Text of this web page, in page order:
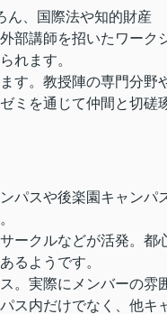
ん、国際法や知的財産
部講師を招いたワーク
れます。
す。教授陣の専門分野
ミを通じて仲間と切磋
パスや後楽園キャンパ
ークルなどが活発。都
るようです。
。実際にメンバーの雰
ス内だけでなく、他キ